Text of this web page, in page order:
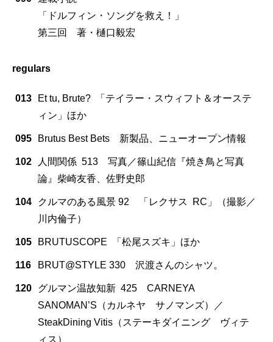
「ドルフィン・ソングを救え！」
第三回 著・樋口毅宏
regulars
013
Et tu, Brute? 「テイラー・スウィフト＆オーステ
ィン」ほか
095 Brutus Best Bets 新製品、ニューオープン情報
102
人間関係 513 写真／篠山紀信『焼き鳥と写真
論』柴崎友香、佐野史郎
104
クルマのある風景 92 「レクサス RC」（撮影／
川内倫子）
105 BRUTUSCOPE 「松尾スズキ」ほか
116 BRUT@STYLE 330 沢渡さんのシャツ。
120
グルマン温故知新 425 CARNEYA
SANOMAN’S（カルネヤ サノマンズ）／
SteakDining Vitis（ステーキダイニング ヴィテ
ィス）